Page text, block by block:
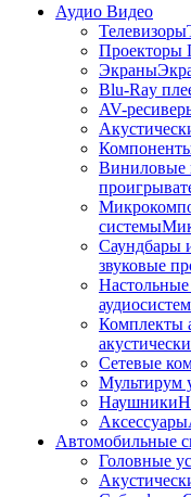
Аудио Видео
Телевизоры
Проекторы
Экраны
Blu-Ray
AV-
Виниловые
системы
Саундбары
звуковые
Комплекты
Сетевые
Мультирум
Наушники
Аксессуары
Автомобильные
Головные